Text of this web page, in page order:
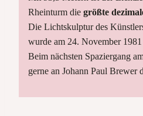
Rheinturm die größte
Die Lichtskulptur des
wurde am 24. November
Beim nächsten Spaziergang
gerne an Johann Paul Brewer